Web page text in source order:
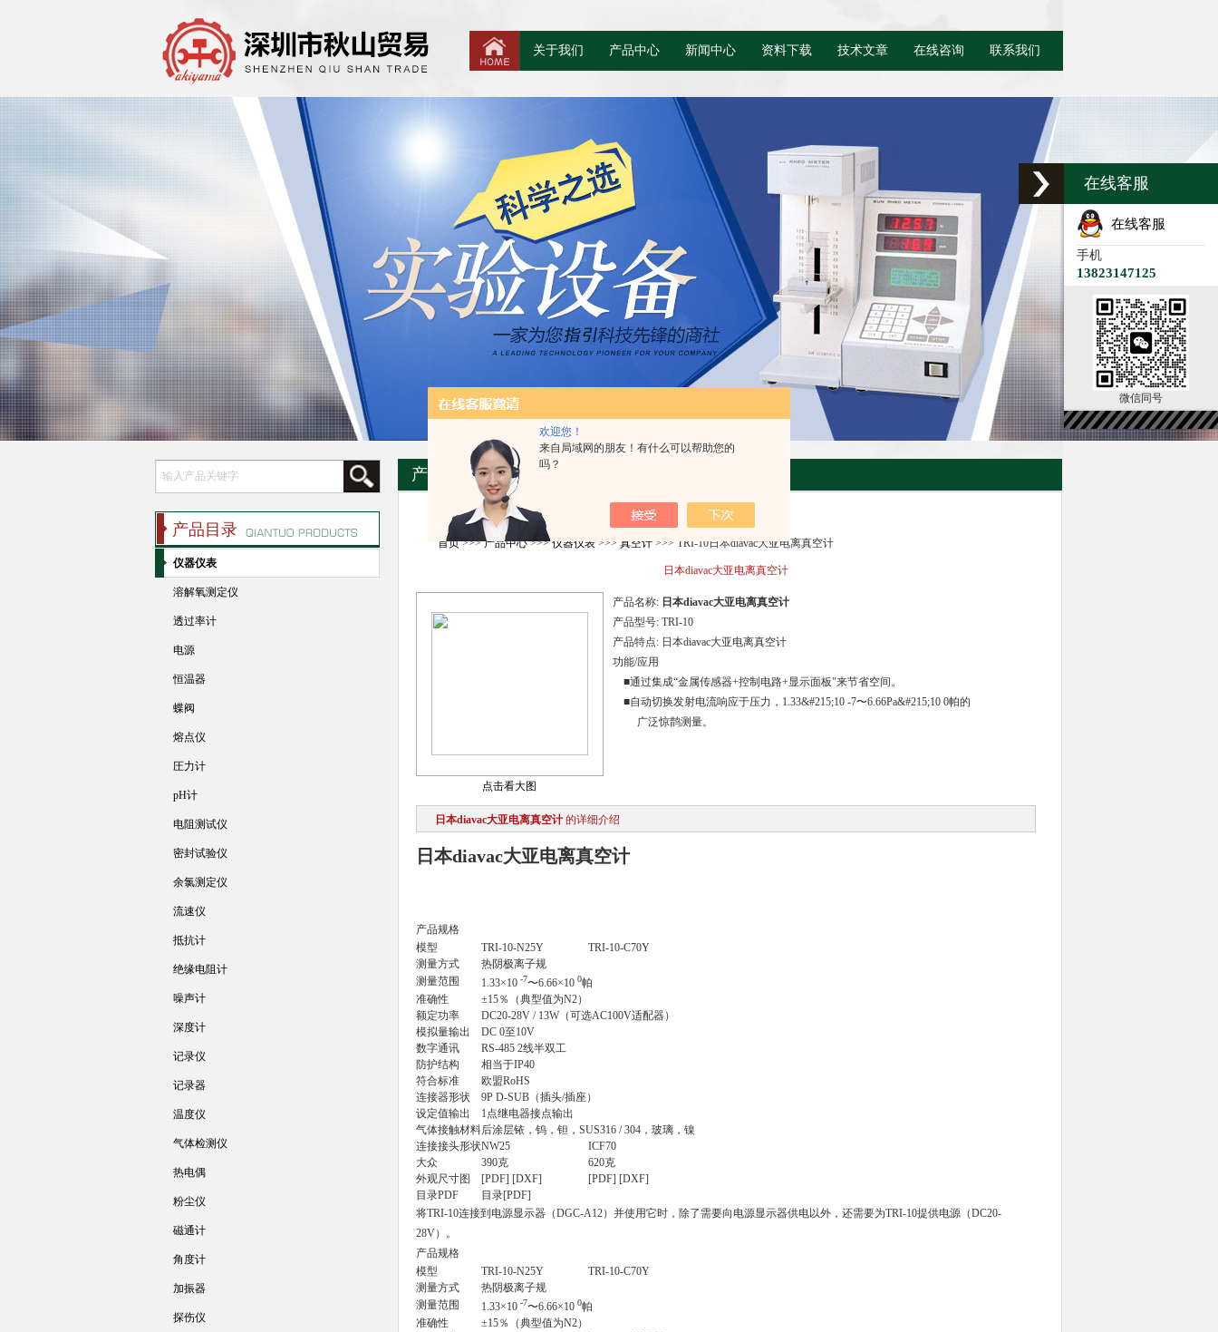
欢迎您！
来自局域网的朋友！有什么可以帮助您的
吗？
关于我们 产品中心 新闻中心 资料下载 技术文章 在线咨询 联系我们
产品资料
首页>>>产品中心>>>仪器仪表>>> 真空计>>> TRI-10日本diavac大亚电离真空计
日本diavac大亚电离真空计
点击看大图
产品名称: 日本diavac大亚电离真空计
产品型号: TRI-10
产品特点: 日本diavac大亚电离真空计
功能/应用
■通过集成“金属传感器+控制电路+显示面板"来节省空间。
■自动切换发射电流响应于压力，1.33&#215;10 -7〜6.66Pa&#215;10 0帕的
广泛惊鹊测量。
日本diavac大亚电离真空计 的详细介绍
日本diavac大亚电离真空计
产品规格
模型
TRI-10-N25Y
TRI-10-C70Y
测量方式
热阴极离子规
测量范围
1.33×10 -7〜6.66×10 0帕
准确性
±15％（典型值为N2）
额定功率
DC20-28V / 13W（可选AC100V适配器）
模拟量输出
DC 0至10V
数字通讯
RS-485 2线半双工
防护结构
相当于IP40
符合标准
欧盟RoHS
连接器形状
9P D-SUB（插头/插座）
设定值输出
1点继电器接点输出
气体接触材料后涂层铱，钨，钽，SUS316 / 304，玻璃，镍
连接接头形状NW25
ICF70
大众
390克
620克
外观尺寸图
[PDF] [DXF]
[PDF] [DXF]
目录PDF
目录[PDF]
将TRI-10连接到电源显示器（DGC-A12）并使用它时，除了需要向电源显示器供电以外，还需要为TRI-10提供电源（DC20-
28V）。
产品规格
模型
TRI-10-N25Y
TRI-10-C70Y
测量方式
热阴极离子规
测量范围
1.33×10 -7〜6.66×10 0帕
准确性
±15％（典型值为N2）
产品目录
仪器仪表
溶解氧测定仪
透过率计
电源
恒温器
蝶阀
熔点仪
圧力计
pH计
电阻测试仪
密封试验仪
余氯测定仪
流速仪
抵抗计
绝缘电阻计
噪声计
深度计
记录仪
记录器
温度仪
气体检测仪
热电偶
粉尘仪
磁通计
角度计
加振器
探伤仪
在线客服
在线客服
手机
13823147125
微信同号